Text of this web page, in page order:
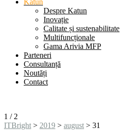
Katun
Despre Katun
Inovație
Calitate și sustenabilitate
Multifuncționale
Gama Arivia MFP
Parteneri
Consultanță
Noutăți
Contact
1 / 2
ITBright > 2019 > august > 31